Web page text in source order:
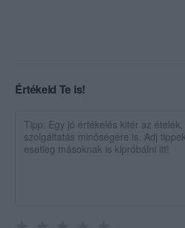
Értékeld Te is!